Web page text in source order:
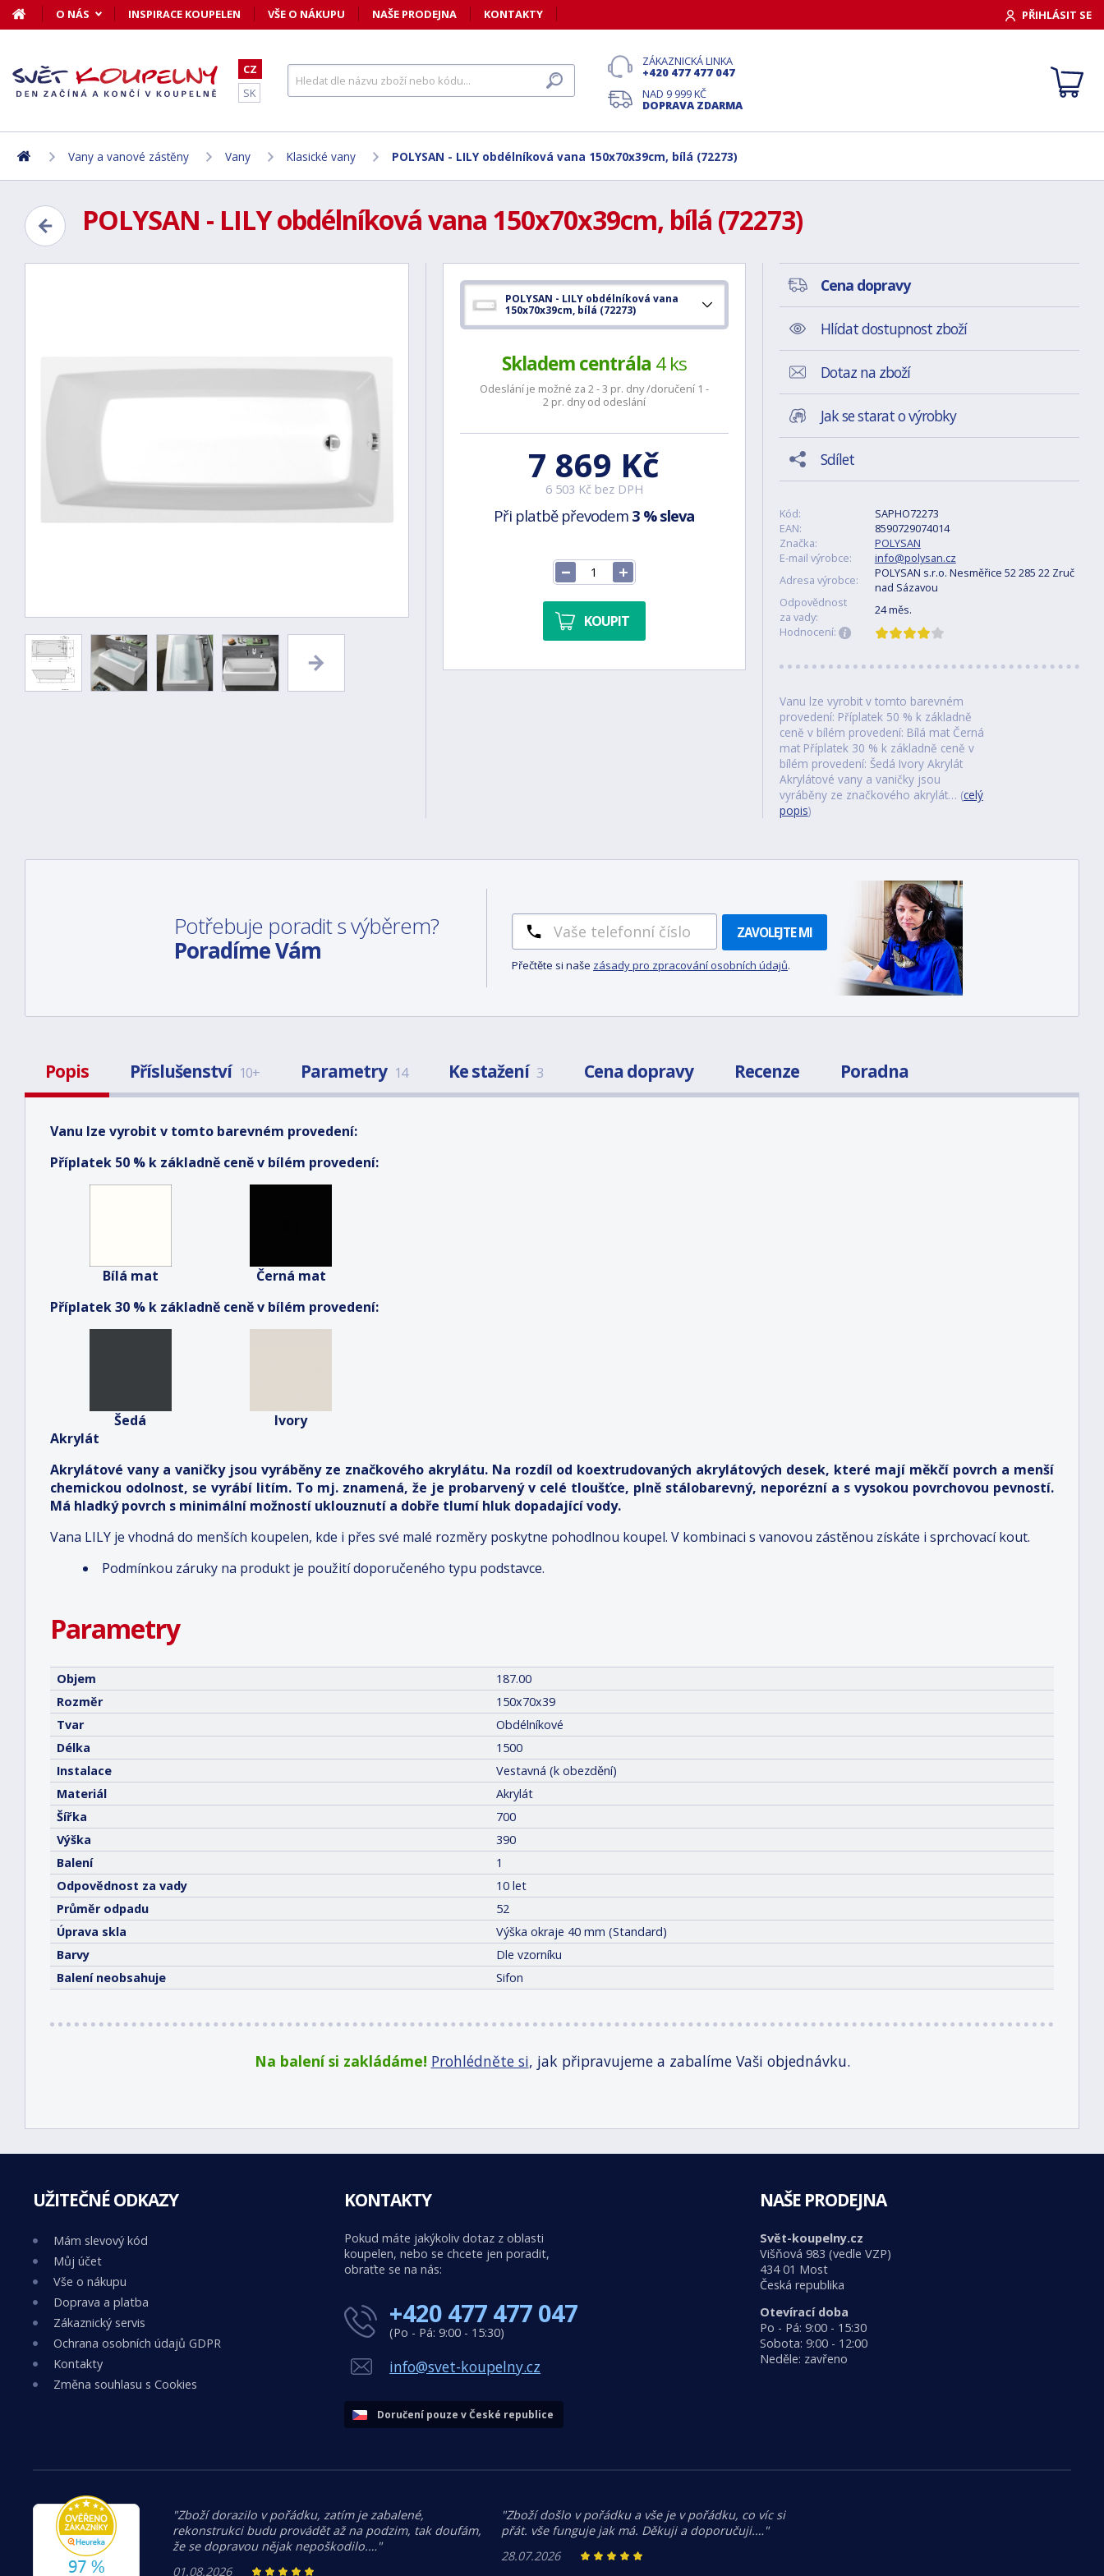
O NÁS INSPIRACE KOUPELEN VŠE O NÁKUPU NAŠE PRODEJNA KONTAKTY PŘIHLÁSIT SE
CZ
SK
ZÁKAZNICKÁ LINKA
+420 477 477 047
NAD 9 999 KČ
DOPRAVA ZDARMA
Vany a vanové zástěny Vany Klasické vany POLYSAN - LILY obdélníková vana 150x70x39cm, bílá (72273)
POLYSAN - LILY obdélníková vana 150x70x39cm, bílá (72273)
POLYSAN - LILY obdélníková vana
150x70x39cm, bílá (72273)
Skladem centrála 4 ks
Odeslání je možné za 2 - 3 pr. dny /doručení 1 -
2 pr. dny od odeslání
7 869 Kč
6 503 Kč bez DPH
Při platbě převodem 3 % sleva
KOUPIT
Cena dopravy
Hlídat dostupnost zboží
Dotaz na zboží
Jak se starat o výrobky
Sdílet
Kód:
SAPHO72273
EAN:
8590729074014
Značka:
POLYSAN
E-mail výrobce:
info@polysan.cz
Adresa výrobce:
POLYSAN s.r.o. Nesměřice 52 285 22 Zruč
nad Sázavou
Odpovědnost
za vady:
24 měs.
Hodnocení:
Vanu lze vyrobit v tomto barevném
provedení: Příplatek 50 % k základně
ceně v bílém provedení: Bílá mat Černá
mat Příplatek 30 % k základně ceně v
bílém provedení: Šedá Ivory Akrylát
Akrylátové vany a vaničky jsou
vyráběny ze značkového akrylát… (celý
popis)
Potřebuje poradit s výběrem?
Poradíme Vám
ZAVOLEJTE MI
Přečtěte si naše zásady pro zpracování osobních údajů.
Popis Příslušenství 10+ Parametry 14 Ke stažení 3 Cena dopravy Recenze Poradna
Vanu lze vyrobit v tomto barevném provedení:
Příplatek 50 % k základně ceně v bílém provedení:
Bílá mat
Černá mat
Příplatek 30 % k základně ceně v bílém provedení:
Šedá
Ivory
Akrylát
Akrylátové vany a vaničky jsou vyráběny ze značkového akrylátu. Na rozdíl od koextrudovaných akrylátových desek, které mají měkčí povrch a menší
chemickou odolnost, se vyrábí litím. To mj. znamená, že je probarvený v celé tloušťce, plně stálobarevný, neporézní a s vysokou povrchovou pevností.
Má hladký povrch s minimální možností uklouznutí a dobře tlumí hluk dopadající vody.
Vana LILY je vhodná do menších koupelen, kde i přes své malé rozměry poskytne pohodlnou koupel. V kombinaci s vanovou zástěnou získáte i sprchovací kout.
Podmínkou záruky na produkt je použití doporučeného typu podstavce.
Parametry
Objem
187.00
Rozměr
150x70x39
Tvar
Obdélníkové
Délka
1500
Instalace
Vestavná (k obezdění)
Materiál
Akrylát
Šířka
700
Výška
390
Balení
1
Odpovědnost za vady
10 let
Průměr odpadu
52
Úprava skla
Výška okraje 40 mm (Standard)
Barvy
Dle vzorníku
Balení neobsahuje
Sifon
Na balení si zakládáme! Prohlédněte si, jak připravujeme a zabalíme Vaši objednávku.
UŽITEČNÉ ODKAZY
Mám slevový kód
Můj účet
Vše o nákupu
Doprava a platba
Zákaznický servis
Ochrana osobních údajů GDPR
Kontakty
Změna souhlasu s Cookies
KONTAKTY
Pokud máte jakýkoliv dotaz z oblasti
koupelen, nebo se chcete jen poradit,
obraťte se na nás:
+420 477 477 047
(Po - Pá: 9:00 - 15:30)
info@svet-koupelny.cz
Doručení pouze v České republice
NAŠE PRODEJNA
Svět-koupelny.cz
Višňová 983 (vedle VZP)
434 01 Most
Česká republika
Otevírací doba
Po - Pá: 9:00 - 15:30
Sobota: 9:00 - 12:00
Neděle: zavřeno
"Zboží dorazilo v pořádku, zatím je zabalené,
rekonstrukci budu provádět až na podzim, tak doufám,
že se dopravou nějak nepoškodilo.…"
01.08.2026
"Zboží došlo v pořádku a vše je v pořádku, co víc si
přát. vše funguje jak má. Děkuji a doporučuji.…"
28.07.2026